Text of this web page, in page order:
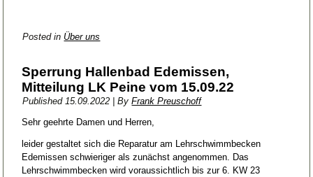
Posted in Über uns
Sperrung Hallenbad Edemissen,
Mitteilung LK Peine vom 15.09.22
Published 15.09.2022 |By Frank Preuschoff
Sehr geehrte Damen und Herren,
leider gestaltet sich die Reparatur am Lehrschwimmbecken
Edemissen schwieriger als zunächst angenommen. Das
Lehrschwimmbecken wird voraussichtlich bis zur 6. KW 23